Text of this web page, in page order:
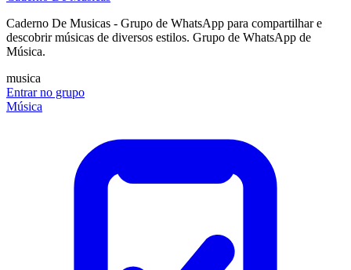
Caderno De Musicas - Grupo de WhatsApp para compartilhar e
descobrir músicas de diversos estilos. Grupo de WhatsApp de
Música.
musica
Entrar no grupo
Música